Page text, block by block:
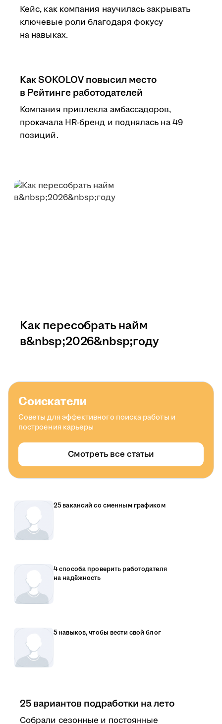
Кейс, как компания научилась закрывать
ключевые роли благодаря фокусу
на навыках.
Как SOKOLOV повысил место
в Рейтинге работодателей
Компания привлекла амбассадоров,
прокачала HR-бренд и поднялась на 49
позиций.
Как пересобрать найм
в&nbsp;2026&nbsp;году
Соискатели
Советы для эффективного поиска работы и
построения карьеры
Смотреть все статьи
25 вакансий со сменным графиком
4 способа проверить работодателя
на надёжность
5 навыков, чтобы вести свой блог
25 вариантов подработки на лето
Собрали сезонные и постоянные